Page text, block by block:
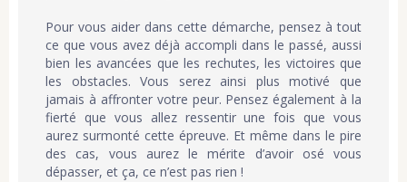
Pour vous aider dans cette démarche, pensez à tout
ce que vous avez déjà accompli dans le passé, aussi
bien les avancées que les rechutes, les victoires que
les obstacles. Vous serez ainsi plus motivé que
jamais à affronter votre peur. Pensez également à la
fierté que vous allez ressentir une fois que vous
aurez surmonté cette épreuve. Et même dans le pire
des cas, vous aurez le mérite d’avoir osé vous
dépasser, et ça, ce n’est pas rien !